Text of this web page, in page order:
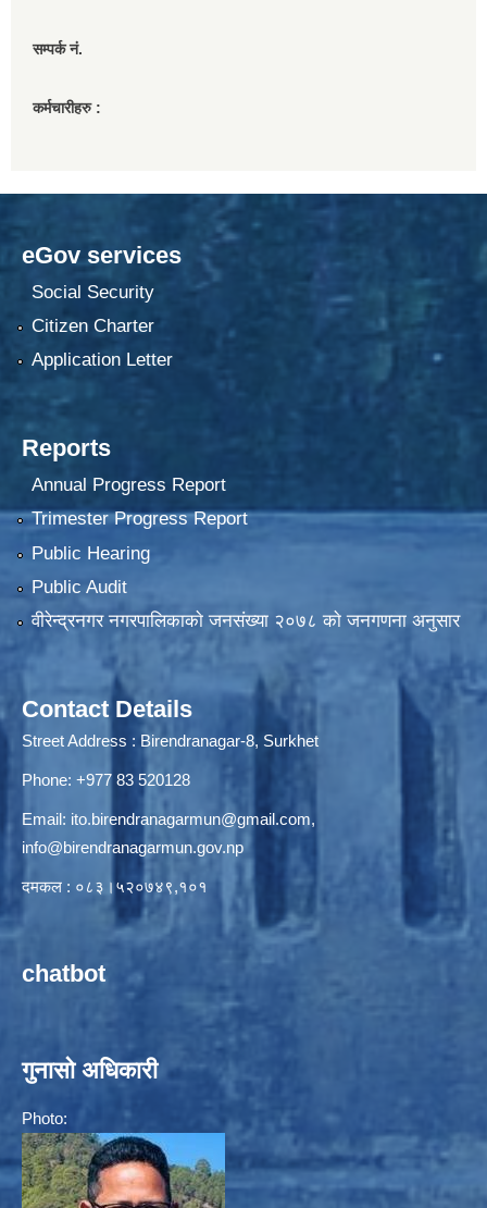
सम्पर्क नं.
कर्मचारीहरु :
eGov services
Social Security
Citizen Charter
Application Letter
Reports
Annual Progress Report
Trimester Progress Report
Public Hearing
Public Audit
वीरेन्द्रनगर नगरपालिकाकाे जनसंख्या २०७८ काे जनगणना अनुसार
Contact Details
Street Address : Birendranagar-8, Surkhet
Phone: +977 83 520128
Email: ito.birendranagarmun@gmail.com,
info@birendranagarmun.gov.np
दमकल : ०८३।५२०७४९,१०१
chatbot
गुनासो अधिकारी
Photo: